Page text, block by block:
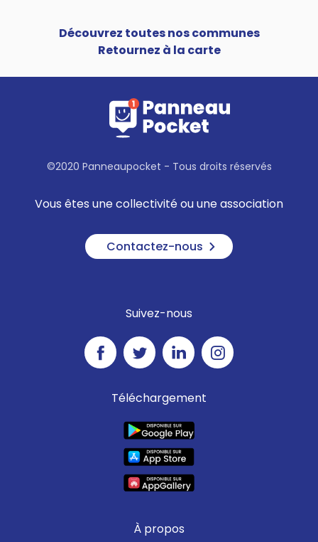
Découvrez toutes nos communes
Retournez à la carte
©2020 Panneaupocket - Tous droits réservés
Vous êtes une collectivité ou une association
Contactez-nous
Suivez-nous
Téléchargement
À propos